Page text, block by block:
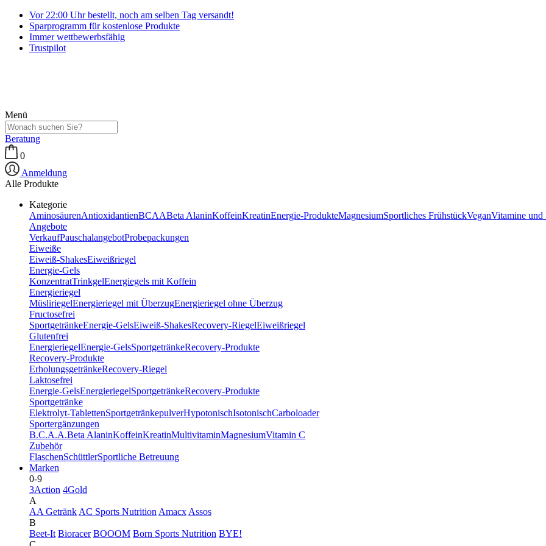
Vor 22:00 Uhr bestellt, noch am selben Tag versandt!
Sparprogramm für kostenlose Produkte
Immer wettbewerbsfähig
Trustpilot
Menü
Beratung
0
Anmeldung
Alle Produkte
Kategorie
AminosäurenAntioxidantienBCAABeta AlaninKoffeinKreatinEnergie-ProdukteMagnesiumSportliches FrühstückVeganVitamine und
Angebote
VerkaufPauschalangebotProbepackungen
Eiweiße
Eiweiß-ShakesEiweißriegel
Energie-Gels
KonzentratTrinkgelEnergiegels mit Koffein
Energieriegel
MüsliriegelEnergieriegel mit ÜberzugEnergieriegel ohne Überzug
Fructosefrei
SportgetränkeEnergie-GelsEiweiß-ShakesRecovery-RiegelEiweißriegel
Glutenfrei
EnergieriegelEnergie-GelsSportgetränkeRecovery-Produkte
Recovery-Produkte
ErholungsgetränkeRecovery-Riegel
Laktosefrei
Energie-GelsEnergieriegelSportgetränkeRecovery-Produkte
Sportgetränke
Elektrolyt-TablettenSportgetränkepulverHypotonischIsotonischCarboloader
Sportergänzungen
B.C.A.A.Beta AlaninKoffeinKreatinMultivitaminMagnesiumVitamin C
Zubehör
FlaschenSchüttlerSportliche Betreuung
Marken
0-9
3Action 4Gold
A
AA Getränk AC Sports Nutrition Amacx Assos
B
Beet-It Bioracer BOOOM Born Sports Nutrition BYE!